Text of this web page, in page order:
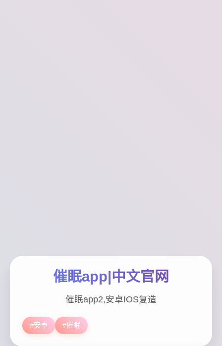
催眠app|中文官网
催眠app2,安卓IOS复造
#安卓 #催眠